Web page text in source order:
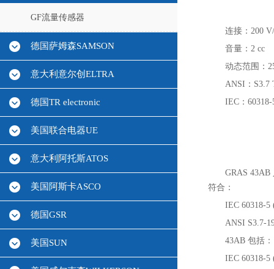
GF流量传感器
德国萨姆森SAMSON
意大利意尔创ELTRA
德国TR electronic
美国联合电器UE
意大利阿托斯ATOS
美国阿斯卡ASCO
德国GSR
美国SUN
连接：200
音量：2 cc
动态范围：
ANSI：S3.7
IEC：60318-
GRAS
符合：
IEC 60318-
ANSI S3.7-
43AB 包括：
IEC 60318-5